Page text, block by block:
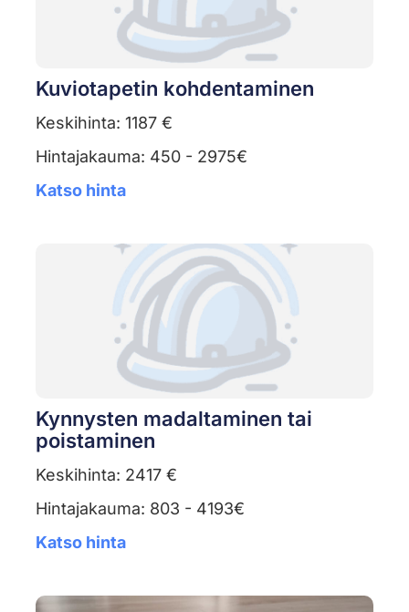
Kuviotapetin kohdentaminen
Keskihinta: 1187 €
Hintajakauma: 450 - 2975€
Katso hinta
Kynnysten madaltaminen tai
poistaminen
Keskihinta: 2417 €
Hintajakauma: 803 - 4193€
Katso hinta